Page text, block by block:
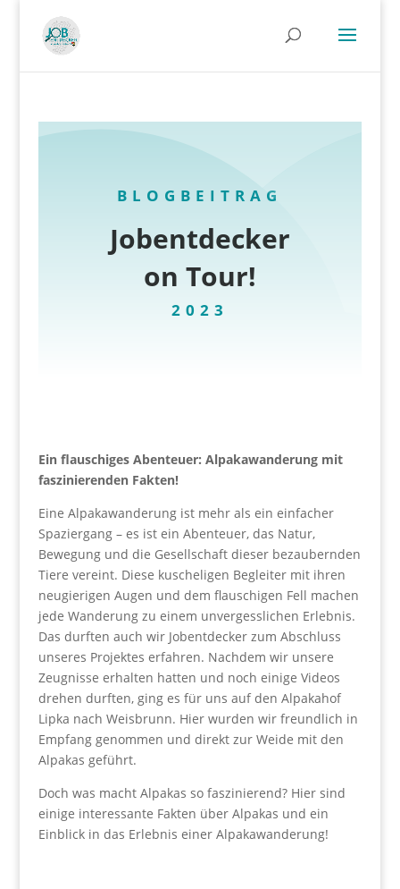
BLOGBEITRAG
Jobentdecker
on Tour!
2023
Ein flauschiges Abenteuer: Alpakawanderung mit
faszinierenden Fakten!
Eine Alpakawanderung ist mehr als ein einfacher
Spaziergang – es ist ein Abenteuer, das Natur,
Bewegung und die Gesellschaft dieser bezaubernden
Tiere vereint. Diese kuscheligen Begleiter mit ihren
neugierigen Augen und dem flauschigen Fell machen
jede Wanderung zu einem unvergesslichen Erlebnis.
Das durften auch wir Jobentdecker zum Abschluss
unseres Projektes erfahren. Nachdem wir unsere
Zeugnisse erhalten hatten und noch einige Videos
drehen durften, ging es für uns auf den Alpakahof
Lipka nach Weisbrunn. Hier wurden wir freundlich in
Empfang genommen und direkt zur Weide mit den
Alpakas geführt.
Doch was macht Alpakas so faszinierend? Hier sind
einige interessante Fakten über Alpakas und ein
Einblick in das Erlebnis einer Alpakawanderung!